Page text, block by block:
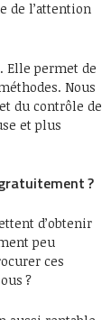
de l’attention
Elle permet de
Nous
du contrôle de
et plus
?
d’obtenir
peu
ces
?